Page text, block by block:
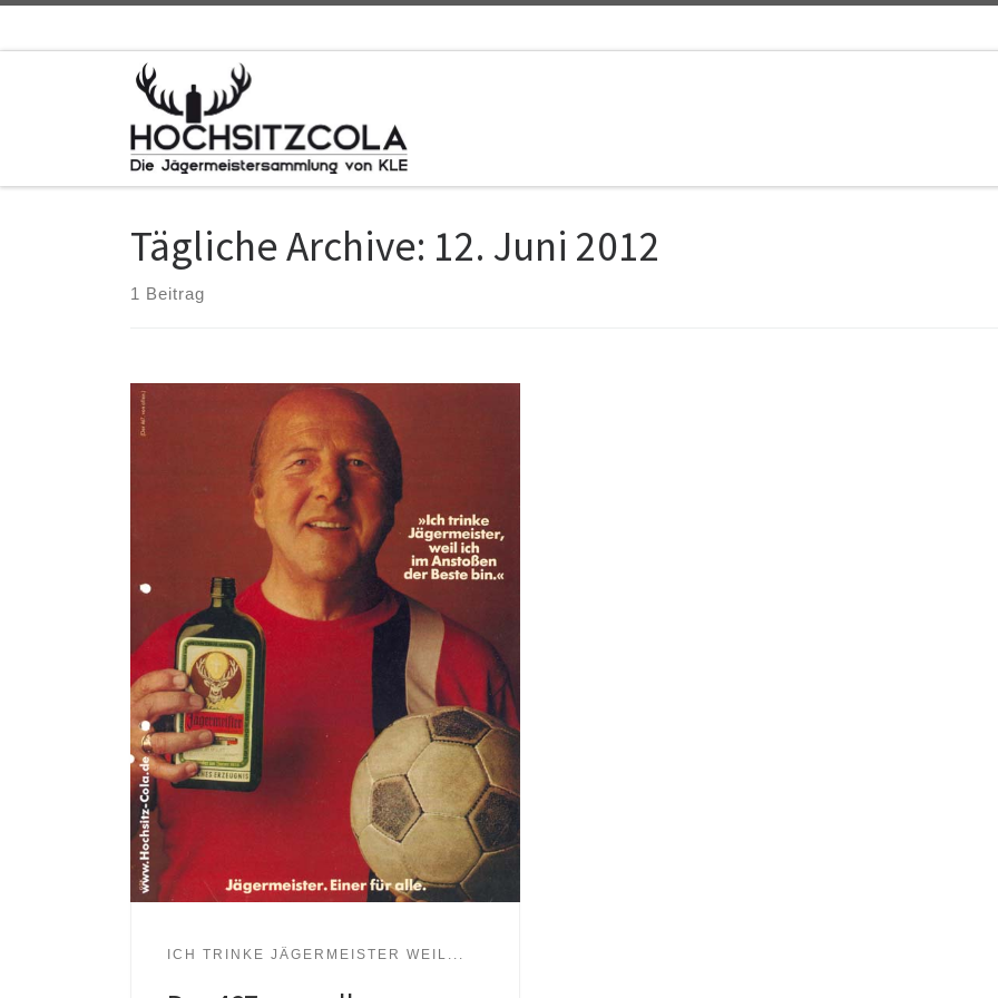
Tägliche Archive: 12. Juni 2012
1 Beitrag
ICH TRINKE JÄGERMEISTER WEIL...